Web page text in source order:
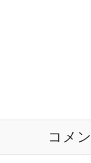
コメ